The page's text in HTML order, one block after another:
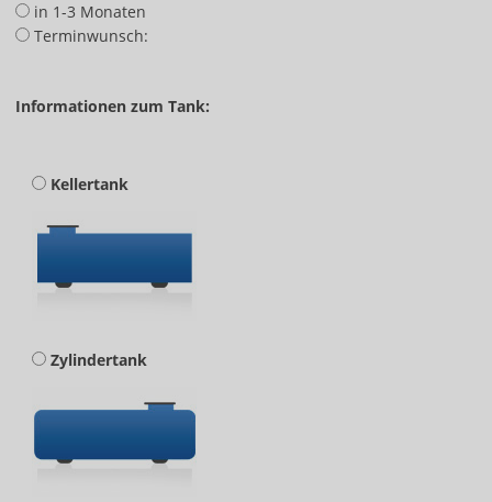
in 1-3 Monaten
Terminwunsch:
Informationen zum Tank:
Kellertank
Zylindertank